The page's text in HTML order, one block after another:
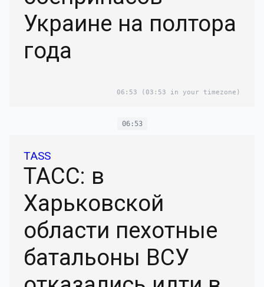
Украине на полтора
года
06:53 (03:53 in your timezone)
06:53
TASS
ТАСС: в
Харьковской
области пехотные
батальоны ВСУ